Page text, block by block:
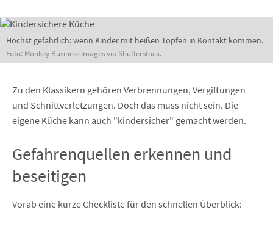
Höchst gefährlich: wenn Kinder mit heißen Töpfen in Kontakt kommen.
Foto: Monkey Business Images via Shutterstock.
Zu den Klassikern gehören Verbrennungen, Vergiftungen
und Schnittverletzungen. Doch das muss nicht sein. Die
eigene Küche kann auch "kindersicher" gemacht werden.
Gefahrenquellen erkennen und
beseitigen
Vorab eine kurze Checkliste für den schnellen Überblick: